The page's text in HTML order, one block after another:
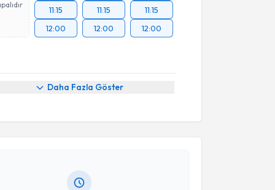
11:15
12:00
11:15
12:00
11:15
12:00
Daha Fazla Göster
Aslı Şeniçin randevu takvimi talebi oluşturun.